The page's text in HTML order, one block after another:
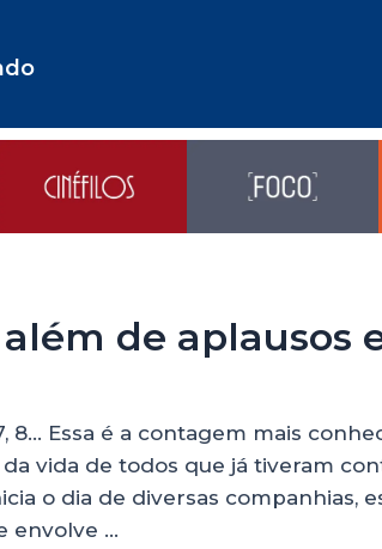
de aplausos
8… Essa é a contagem mais
vida de todos que já tiveram
o dia de diversas companhias,
envolve …